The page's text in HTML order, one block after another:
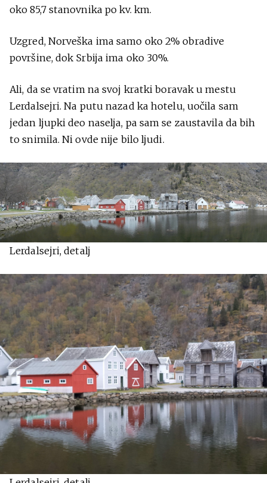
oko 85,7 stanovnika po kv. km.
Uzgred, Norveška ima samo oko 2% obradive
površine, dok Srbija ima oko 30%.
Ali, da se vratim na svoj kratki boravak u mestu
Lerdalsejri. Na putu nazad ka hotelu, uočila sam
jedan ljupki deo naselja, pa sam se zaustavila da bih
to snimila. Ni ovde nije bilo ljudi.
Lerdalsejri, detalj